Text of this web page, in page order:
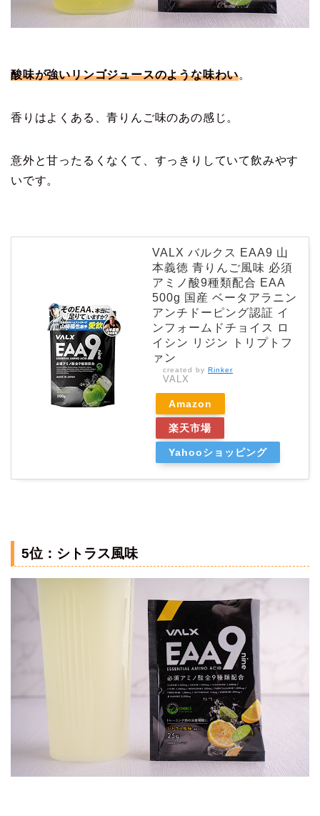
酸味が強いリンゴジュースのような味わい。
香りはよくある、青りんご味のあの感じ。
意外と甘ったるくなくて、すっきりしていて飲みやす
いです。
VALX バルクス EAA9 山
本義徳 青りんご風味 必須
アミノ酸9種類配合 EAA
500g 国産 ベータアラニン
アンチドーピング認証 イ
ンフォームドチョイス ロ
イシン リジン トリプトフ
ァン
created by Rinker
VALX
Amazon
楽天市場
Yahooショッピング
5位：シトラス風味